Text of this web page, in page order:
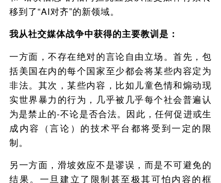
移到了“AI对齐”的新领域。
我从社交媒体战争中获得的主要教训是：
一方面，不存在绝对的言论自由立场。首先，包
括美国在内的每个国家至少都会将某些内容定为
非法。其次，某些内容，比如儿童色情和煽动现
实世界暴力的行为，几乎被几乎每个社会普遍认
为是禁止的-不论是否合法。因此，任何促进或生
成内容（言论）的技术平台都将受到一定的限
制。
另一方面，滑坡效应不是谬误，而是不可避免的
结果。一旦建立了限制甚至极其可怕内容的框